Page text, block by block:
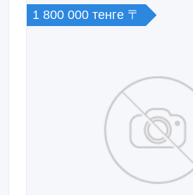
1 800 000 тенге 〒